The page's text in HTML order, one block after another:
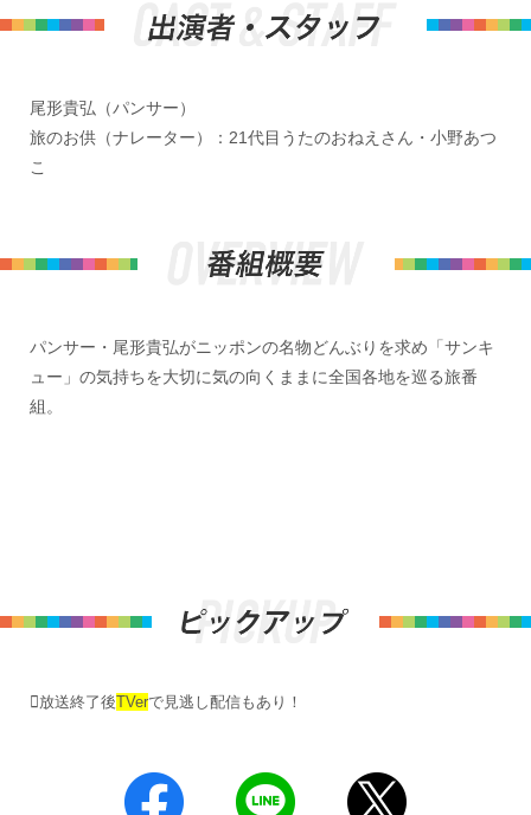
尾形貴弘（パンサー）
旅のお供（ナレーター）：21代目うたのおねえさん・小野あつ
こ
パンサー・尾形貴弘がニッポンの名物どんぶりを求め「サンキ
ュー」の気持ちを大切に気の向くままに全国各地を巡る旅番
組。
放送終了後TVerで見逃し配信もあり！